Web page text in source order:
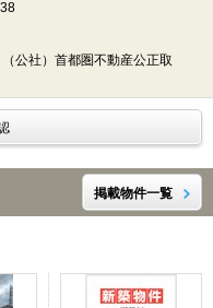
38
公社）首都圏不動産公正取
掲載物件一覧